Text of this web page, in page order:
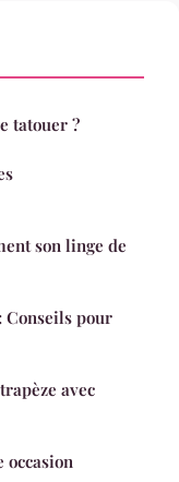
tatouer ?
son linge de
Conseils pour
avec
occasion